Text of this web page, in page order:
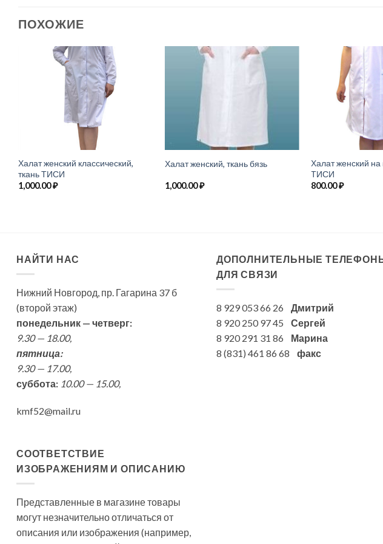
ПОХОЖИЕ
Халат женский классический,
ткань ТИСИ
1,000.00₽
Халат женский, ткань бязь
1,000.00₽
Халат женский
ТИСИ
800.00₽
НАЙТИ НАС
Нижний Новгород, пр. Гагарина 37 б
(второй этаж)
понедельник — четверг:
9.30 — 18.00,
пятница:
9.30 — 17.00,
суббота: 10.00 — 15.00,
kmf52@mail.ru
ДОПОЛНИТЕЛЬНЫЕ
ДЛЯ СВЯЗИ
8 929 053 66 26 Дмитрий
8 920 250 97 45 Сергей
8 920 291 31 86 Марина
8 (831) 461 86 68 факс
СООТВЕТСТВИЕ
ИЗОБРАЖЕНИЯМ И ОПИСАНИЮ
Представленные в магазине товары
могут незначительно отличаться от
описания или изображения (например,